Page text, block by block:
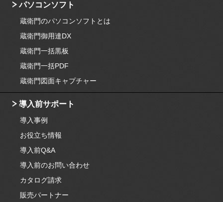
パソコンソフト
蔵衛門のパソコンソフトとは
蔵衛門御用達DX
蔵衛門一括黒板
蔵衛門一括PDF
蔵衛門図面キャプチャー
導入前サポート
導入事例
お役立ち情報
導入前Q&A
導入前のお問い合わせ
カタログ請求
販売パートナー